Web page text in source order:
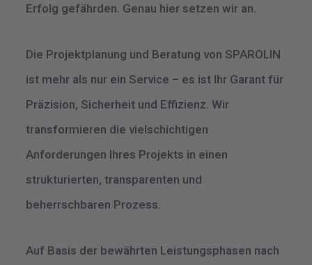
Erfolg gefährden. Genau hier setzen wir an.
Die Projektplanung und Beratung von SPAROLIN
ist mehr als nur ein Service – es ist Ihr Garant für
Präzision, Sicherheit und Effizienz. Wir
transformieren die vielschichtigen
Anforderungen Ihres Projekts in einen
strukturierten, transparenten und
beherrschbaren Prozess.
Auf Basis der bewährten Leistungsphasen nach